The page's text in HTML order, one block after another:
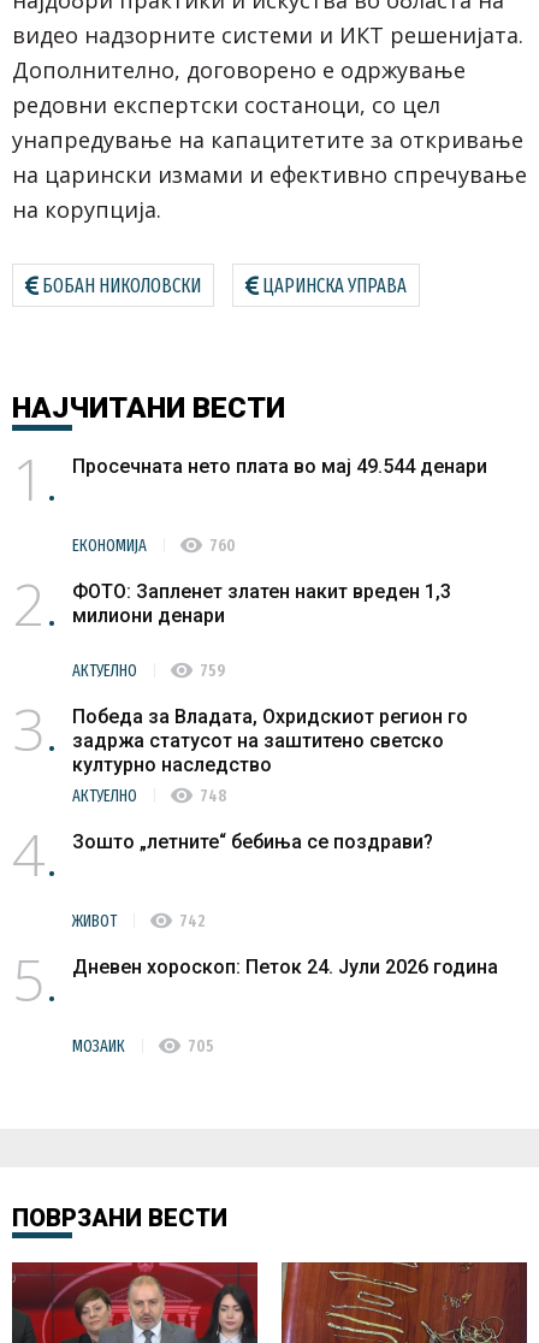
видео надзорните системи и ИКТ решенијата.
Дополнително, договорено е одржување
редовни експертски состаноци, со цел
унапредување на капацитетите за откривање
на царински измами и ефективно спречување
на корупција.
БОБАН НИКОЛОВСКИ ЦАРИНСКА УПРАВА
НАЈЧИТАНИ ВЕСТИ
1 Просечната нето плата во мај 49.544 денари
ЕКОНОМИЈА visibility 760
2
ФОТО: Запленет златен накит вреден 1,3
милиони денари
АКТУЕЛНО visibility 759
3
Победа за Владата, Охридскиот регион го
задржа статусот на заштитено светско
културно наследство
АКТУЕЛНО visibility 748
4 Зошто „летните“ бебиња се поздрави?
ЖИВОТ visibility 742
5 Дневен хороскоп: Петок 24. Јули 2026 година
МОЗАИК visibility 705
ПОВРЗАНИ ВЕСТИ